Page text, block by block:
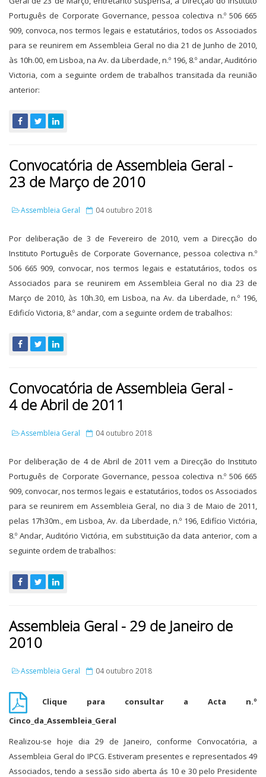
Português de Corporate Governance, pessoa colectiva n.º 506 665
909, convoca, nos termos legais e estatutários, todos os Associados
para se reunirem em Assembleia Geral no dia 21 de Junho de 2010,
às 10h.00, em Lisboa, na Av. da Liberdade, n.º 196, 8.º andar, Auditório
Victoria, com a seguinte ordem de trabalhos transitada da reunião
anterior:
Convocatória de Assembleia Geral -
23 de Março de 2010
Assembleia Geral 04 outubro 2018
Por deliberação de 3 de Fevereiro de 2010, vem a Direcção do
Instituto Português de Corporate Governance, pessoa colectiva n.º
506 665 909, convocar, nos termos legais e estatutários, todos os
Associados para se reunirem em Assembleia Geral no dia 23 de
Março de 2010, às 10h.30, em Lisboa, na Av. da Liberdade, n.º 196,
Edificío Victoria, 8.º andar, com a seguinte ordem de trabalhos:
Convocatória de Assembleia Geral -
4 de Abril de 2011
Assembleia Geral 04 outubro 2018
Por deliberação de 4 de Abril de 2011 vem a Direcção do Instituto
Português de Corporate Governance, pessoa colectiva n.º 506 665
909, convocar, nos termos legais e estatutários, todos os Associados
para se reunirem em Assembleia Geral, no dia 3 de Maio de 2011,
pelas 17h30m., em Lisboa, Av. da Liberdade, n.º 196, Edifício Victória,
8.º Andar, Auditório Victória, em substituição da data anterior, com a
seguinte ordem de trabalhos:
Assembleia Geral - 29 de Janeiro de
2010
Assembleia Geral 04 outubro 2018
Clique para consultar a Acta n.º
Cinco_da_Assembleia_Geral
Realizou-se hoje dia 29 de Janeiro, conforme Convocatória, a
Assembleia Geral do IPCG. Estiveram presentes e representados 49
Associados, tendo a sessão sido aberta ás 10 e 30 pelo Presidente